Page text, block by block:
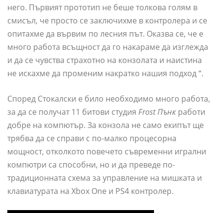
него. Първият прототип не беше толкова голям в
смисъл, че просто се заключихме в контролера и се
опитахме да вървим по лесния път. Оказва се, че е
много работа всъщност да го накараме да изглежда
и да се чувства страхотно на конзолата и наистина
не искахме да променим накратко нашия подход “.
Според Стокалски е било необходимо много работа,
за да се получат 11 битови студия Frost Пънк работи
добре на компютър. За конзола не само екипът ще
трябва да се справи с по-малко процесорна
мощност, отколкото повечето съвременни игрални
компютри са способни, но и да преведе по-
традиционната схема за управление на мишката и
клавиатурата на Xbox One и PS4 контролер.